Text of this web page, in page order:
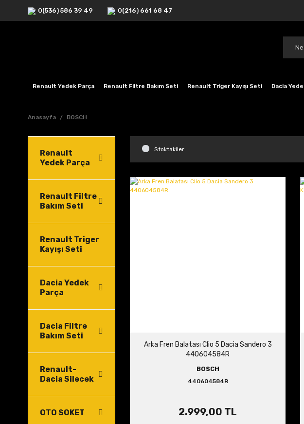
0(536) 586 39 49 0(216) 661 68 47
Renault Yedek Parça Renault Filtre Bakım Seti Renault Triger Kayışı Seti Dacia
Anasayfa BOSCH
Renault
Yedek Parça
Renault Filtre
Bakım Seti
Renault Triger
Kayışı Seti
Dacia Yedek
Parça
Dacia Filtre
Bakım Seti
Renault-
Dacia Silecek
OTO SOKET
Stoktakiler
Arka Fren Balatası Clio 5 Dacia Sandero 3
440604584R
BOSCH
440604584R
2.999,00 TL